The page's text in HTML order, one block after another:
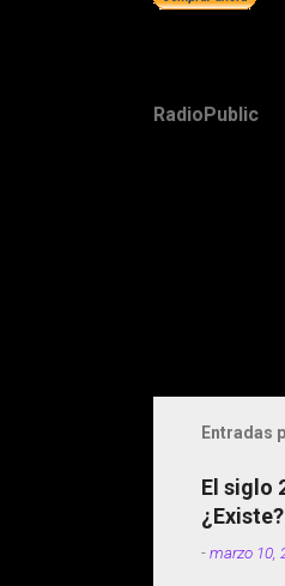
RadioPublic
Entradas
El siglo
¿Existe?
-marzo 10,